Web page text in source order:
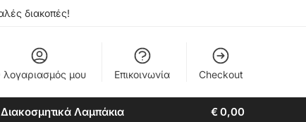
διακοπές!
μου Επικοινωνία Checkout
Διακοσμητικά Λαμπάκια €0,00